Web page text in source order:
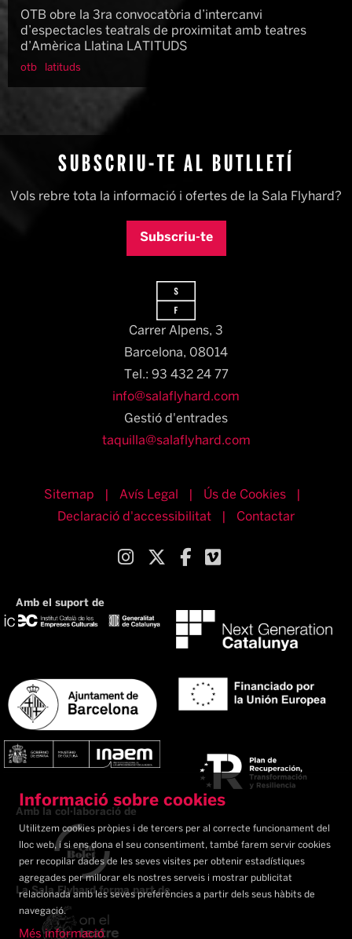
OTB obre la 3ra convocatòria d’intercanvi
d’espectacles teatrals de proximitat amb teatres
d’Amèrica Llatina LATITUDS
otb latituds
SUBSCRIU-TE AL BUTLLETÍ
Vols rebre tota la informació i ofertes de la Sala Flyhard?
Subscriu-te
Carrer Alpens, 3
Barcelona, 08014​
Tel.: 93 432 24 77
info@salaflyhard.com
Gestió d'entrades
taquilla@salaflyhard.com
Sitemap Avís Legal Ús de Cookies
Declaració d'accessibilitat
Contactar
Link a instagram
Link a twitter
Link a facebook
Amb el suport de
Amb la col·laboració de
La Sala Flyhard forma part de
Informació sobre cookies
Utilitzem cookies pròpies i de tercers per al correcte funcionament del
lloc web, i si ens dona el seu consentiment, també farem servir cookies
per recopilar dades de les seves visites per obtenir estadístiques
agregades per millorar els nostres serveis i mostrar publicitat
relacionada amb les seves preferències a partir dels seus hàbits de
navegació.
Més informació